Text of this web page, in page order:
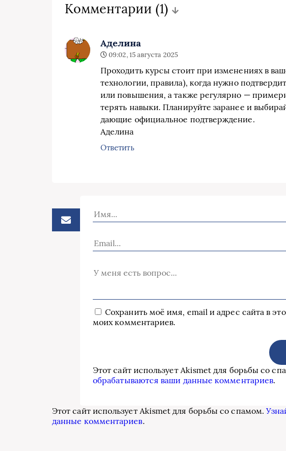
Комментарии (1)
Аделина
09:02, 15 августа 2025
Проходить курсы стоит при изменениях в
технологии, правила), когда нужно
или повышения, а также регулярно —
терять навыки. Планируйте заранее и
дающие официальное подтверждение.
Аделина
Ответить
Сохранить моё имя, email и адрес сайта в
моих комментариев.
Этот сайт использует Akismet для борьбы со
обрабатываются ваши данные комментариев.
Этот сайт использует Akismet для борьбы со спамом.
данные комментариев.